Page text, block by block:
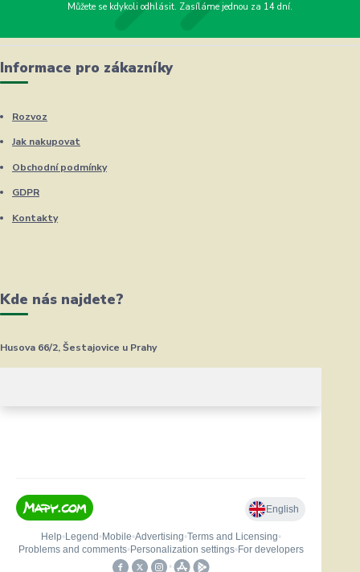
Můžete se kdykoli odhlásit. Zasíláme jednou za 14 dní.
Informace pro zákazníky
Rozvoz
Jak nakupovat
Obchodní podmínky
GDPR
Kontakty
Kde nás najdete?
Husova 66/2, Šestajovice u Prahy